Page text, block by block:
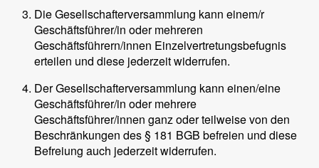
Die Gesellschafterversammlung kann einem/r
Geschäftsführer/in oder mehreren
Geschäftsführern/innen Einzelvertretungsbefugnis
erteilen und diese jederzeit widerrufen.
Der Gesellschafterversammlung kann einen/eine
Geschäftsführer/in oder mehrere
Geschäftsführer/innen ganz oder teilweise von den
Beschränkungen des § 181 BGB befreien und diese
Befreiung auch jederzeit widerrufen.